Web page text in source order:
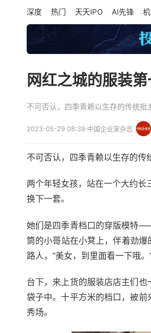
深度 热门 天天IPO AI先锋
网红之城的服装
不可否认，四季青赖以生存的传统批
2023-05-29 08:39·中国企业家杂志
不可否认，四季青赖以生存的传
两个年轻女孩，站在一个大约
换下一套。
她们是四季青档口的穿版模特
筒的小哥站在小凳上，伴着劲爆
路人，“美女，到里面看一下哦。
台下，来上货的服装店店主们
袋子中。十平方米的档口，被
秀场。